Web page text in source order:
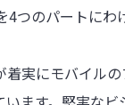
4つのパートにわ
着実にモバイル